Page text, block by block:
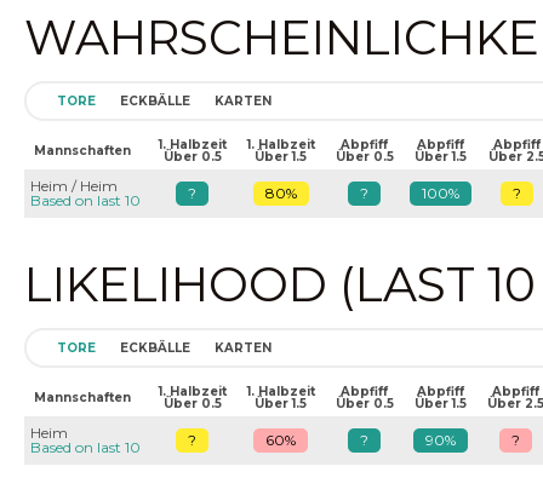
TORE ECKBÄLLE KARTEN
Mannschaften 1. Halbzeit
Über 0.5
1. Halbzeit
Über 1.5
Abpfiff
Über 0.5
Abpfiff
Über 1.5
Abpfiff
Über
Heim / Heim
Based on last 10
? 80% ? 100% ?
LIKELIHOOD (LAST
TORE ECKBÄLLE KARTEN
Mannschaften 1. Halbzeit
Über 0.5
1. Halbzeit
Über 1.5
Abpfiff
Über 0.5
Abpfiff
Über 1.5
Abpfiff
Über 2.5
Heim
Based on last 10
? 60% ? 90% ?